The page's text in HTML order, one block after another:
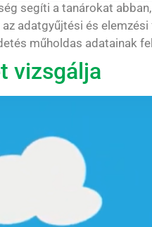
segíti a tanárokat
adatgyűjtési és
műholdas adatainak
vizsgálja